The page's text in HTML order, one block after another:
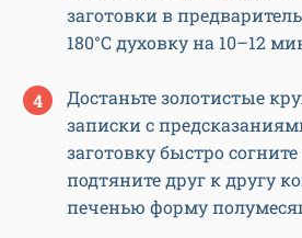
заготовки в
180°C духовку на 10–12
Достаньте золотистые
записки с
заготовку быстро
подтяните друг к другу
печенью форму